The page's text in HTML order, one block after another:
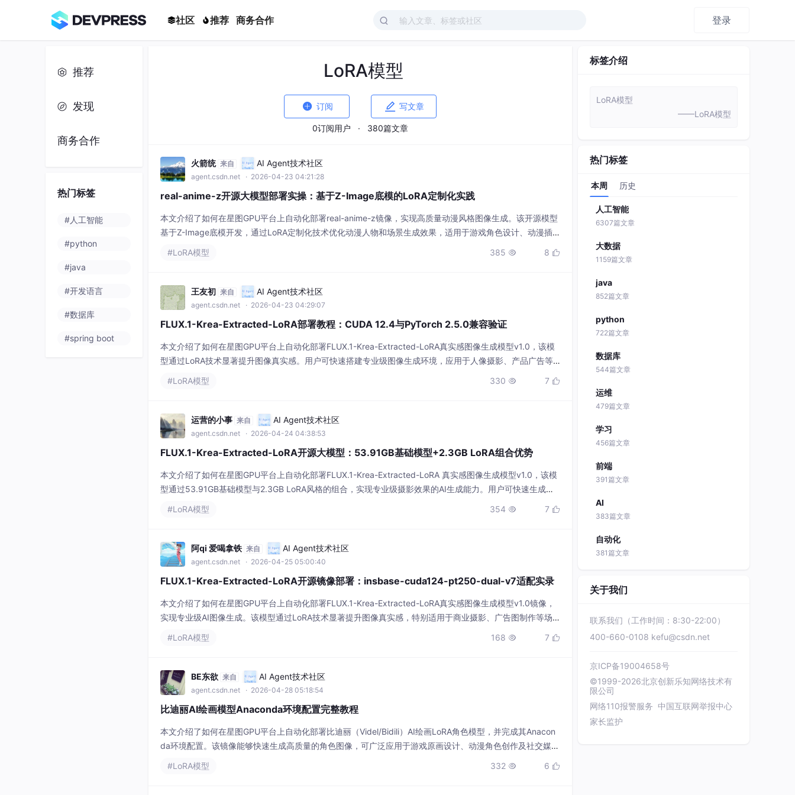
社区 推荐 商务合作 登录
推荐
发现
商务合作
热门标签
#人工智能
#python
#java
#开发语言
#数据库
#spring boot
LoRA模型
 订阅  写文章
0订阅用户 · 380篇文章
火箭统 来自 AI Agent技术社区
agent.csdn.net · 2026-04-23 04:21:28
real-anime-z开源大模型部署实操：基于Z-Image底模的LoRA定制化实践
本文介绍了如何在星图GPU平台上自动化部署real-anime-z镜像，实现高质量动漫风格图像生成。该开源模型
基于Z-Image底模开发，通过LoRA定制化技术优化动漫人物和场景生成效果，适用于游戏角色设计、动漫插
画创作等应用场景。
#LoRA模型 385  8 
王友初 来自 AI Agent技术社区
agent.csdn.net · 2026-04-23 04:29:07
FLUX.1-Krea-Extracted-LoRA部署教程：CUDA 12.4与PyTorch 2.5.0兼容验证
本文介绍了如何在星图GPU平台上自动化部署FLUX.1-Krea-Extracted-LoRA真实感图像生成模型v1.0，该模
型通过LoRA技术显著提升图像真实感。用户可快速搭建专业级图像生成环境，应用于人像摄影、产品广告等
场景，生成具有胶片质感和自然光影的高质量图像。
#LoRA模型 330  7 
运营的小事 来自 AI Agent技术社区
agent.csdn.net · 2026-04-24 04:38:53
FLUX.1-Krea-Extracted-LoRA开源大模型：53.91GB基础模型+2.3GB LoRA组合优势
本文介绍了如何在星图GPU平台上自动化部署FLUX.1-Krea-Extracted-LoRA 真实感图像生成模型v1.0，该模
型通过53.91GB基础模型与2.3GB LoRA风格的组合，实现专业级摄影效果的AI生成能力。用户可快速生成高
质量产品广告图、人像摄影等商业级图像，显著提升内容创作效率。
#LoRA模型 354  7 
阿qi 爱喝拿铁 来自 AI Agent技术社区
agent.csdn.net · 2026-04-25 05:00:40
FLUX.1-Krea-Extracted-LoRA开源镜像部署：insbase-cuda124-pt250-dual-v7适配实录
本文介绍了如何在星图GPU平台上自动化部署FLUX.1-Krea-Extracted-LoRA真实感图像生成模型v1.0镜像，
实现专业级AI图像生成。该模型通过LoRA技术显著提升图像真实感，特别适用于商业摄影、广告图制作等场
景，用户可通过简单配置快速搭建高质量图像生成环境。
#LoRA模型 168  7 
BE东欲 来自 AI Agent技术社区
agent.csdn.net · 2026-04-28 05:18:54
比迪丽AI绘画模型Anaconda环境配置完整教程
本文介绍了如何在星图GPU平台上自动化部署比迪丽（Videl/Bidili）AI绘画LoRA角色模型，并完成其Anacon
da环境配置。该镜像能够快速生成高质量的角色图像，可广泛应用于游戏原画设计、动漫角色创作及社交媒体
内容生成等场景，显著提升数字艺术创作效率。
#LoRA模型 332  6 
标签介绍
LoRA模型
——LoRA模型
热门标签
本周 历史
人工智能
6307篇文章
大数据
1159篇文章
java
852篇文章
python
722篇文章
数据库
544篇文章
运维
479篇文章
学习
456篇文章
前端
391篇文章
AI
383篇文章
自动化
381篇文章
关于我们
联系我们（工作时间：8:30-22:00）
400-660-0108 kefu@csdn.net
京ICP备19004658号
©1999-2026北京创新乐知网络技术有
限公司
网络110报警服务 中国互联网举报中心
家长监护